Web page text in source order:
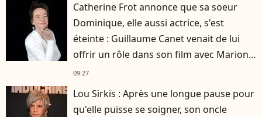
Catherine Frot annonce que sa soeur
Dominique, elle aussi actrice, s'est
éteinte : Guillaume Canet venait de lui
offrir un rôle dans son film avec Marion
Cotillard
09:27
Lou Sirkis : Après une longue pause pour
qu'elle puisse se soigner, son oncle